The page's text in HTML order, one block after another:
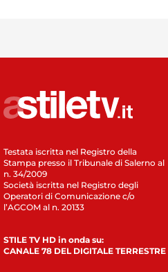
Testata iscritta nel Registro della
Stampa presso il Tribunale di Salerno al
n. 34/2009
Società iscritta nel Registro degli
Operatori di Comunicazione c/o
l’AGCOM al n. 20133
STILE TV HD in onda su:
CANALE 78 DEL DIGITALE TERRESTRE